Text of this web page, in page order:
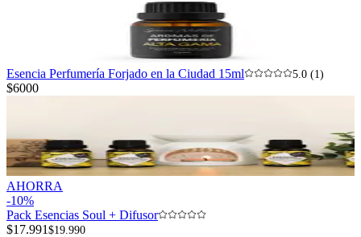
Esencia Perfumería Forjado en la Ciudad 15ml 5.0 (1)
$6000
AHORRA
-10%
Pack Esencias Soul + Difusor
$17.991 $19.990